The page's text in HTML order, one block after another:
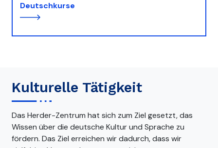
Deutschkurse
Kulturelle Tätigkeit
Das Herder-Zentrum hat sich zum Ziel gesetzt, das
Wissen über die deutsche Kultur und Sprache zu
fördern. Das Ziel erreichen wir dadurch, dass wir